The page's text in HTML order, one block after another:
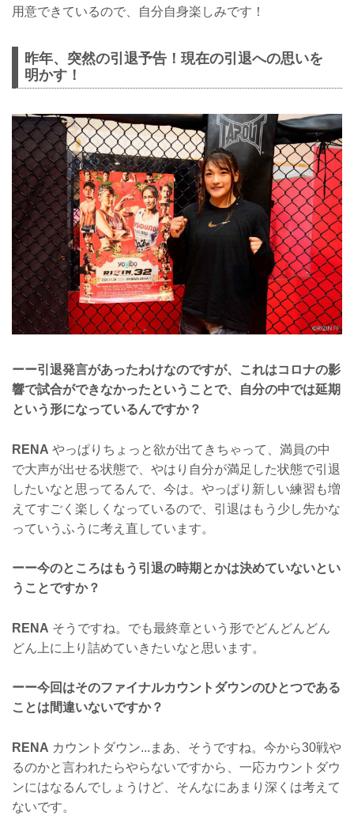
用意できているので、自分自身楽しみです！
昨年、突然の引退予告！現在の引退への思いを
明かす！
ーー引退発言があったわけなのですが、これはコロナの影
響で試合ができなかったということで、自分の中では延期
という形になっているんですか？
RENA やっぱりちょっと欲が出てきちゃって、満員の中
で大声が出せる状態で、やはり自分が満足した状態で引退
したいなと思ってるんで、今は。やっぱり新しい練習も増
えてすごく楽しくなっているので、引退はもう少し先かな
っていうふうに考え直しています。
ーー今のところはもう引退の時期とかは決めていないとい
うことですか？
RENA そうですね。でも最終章という形でどんどんどん
どん上に上り詰めていきたいなと思います。
ーー今回はそのファイナルカウントダウンのひとつである
ことは間違いないですか？
RENA カウントダウン...まあ、そうですね。今から30戦や
るのかと言われたらやらないですから、一応カウントダウ
ンにはなるんでしょうけど、そんなにあまり深くは考えて
ないです。